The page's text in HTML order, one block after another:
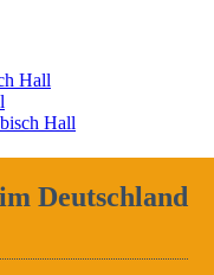
Hall
Hall
Deutschland